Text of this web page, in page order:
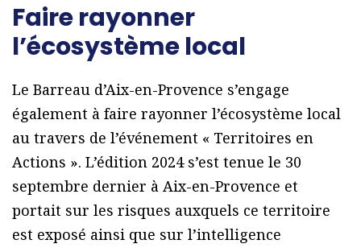
Faire rayonner
l’écosystème local
Le Barreau d’Aix-en-Provence s’engage
également à faire rayonner l’écosystème local
au travers de l’événement « Territoires en
Actions ». L’édition 2024 s’est tenue le 30
septembre dernier à Aix-en-Provence et
portait sur les risques auxquels ce territoire
est exposé ainsi que sur l’intelligence